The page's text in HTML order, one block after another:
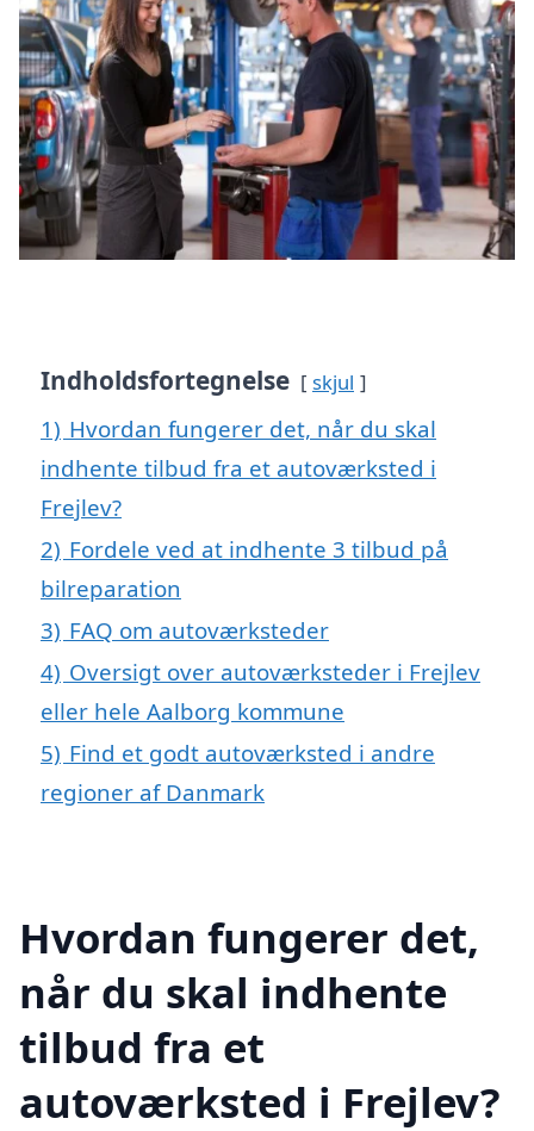
Indholdsfortegnelse skjul
1) Hvordan fungerer det, når du skal
indhente tilbud fra et autoværksted i
Frejlev?
2) Fordele ved at indhente 3 tilbud på
bilreparation
3) FAQ om autoværksteder
4) Oversigt over autoværksteder i Frejlev
eller hele Aalborg kommune
5) Find et godt autoværksted i andre
regioner af Danmark
Hvordan fungerer det,
når du skal indhente
tilbud fra et
autoværksted i Frejlev?